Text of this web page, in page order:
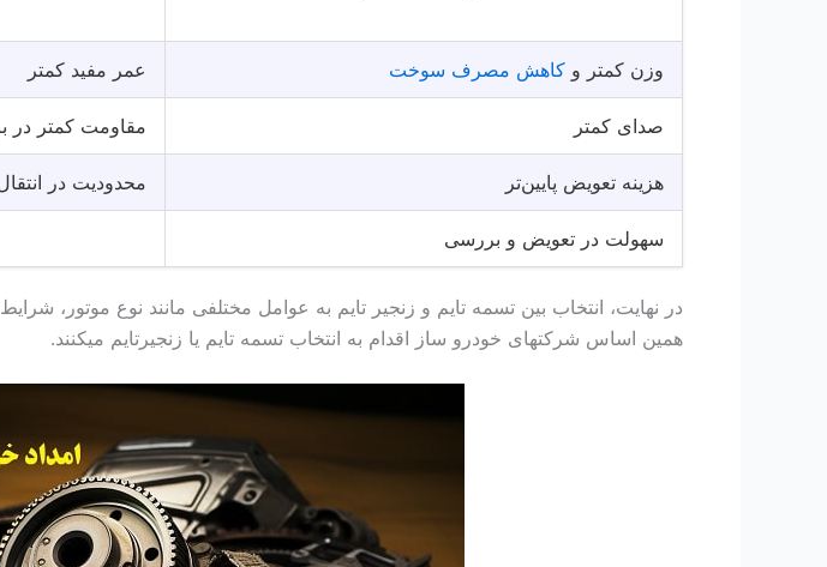
وزن کمتر و کاهش مصرف سوخت عمر مفید کمتر
صدای کمتر مقاومت کمتر در
هزینه تعویض پایین‌تر محدودیت در
سهولت در تعویض و بررسی
در نهایت، انتخاب بین تسمه تایم و زنجیر تایم به عوامل مختلفی مانند نوع موتور،
همین اساس شرکتهای خودرو ساز اقدام به انتخاب تسمه تایم یا زنجیرتایم میکنند.